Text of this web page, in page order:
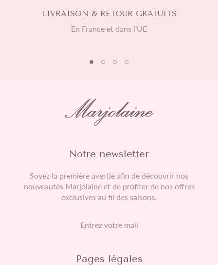
LIVRAISON & RETOUR GRATUITS
En France et dans l'UE
Pages légales
Notre newsletter
Soyez la première avertie afin de découvrir nos
nouveautés Marjolaine et de profiter de nos offres
exclusives au fil des saisons.